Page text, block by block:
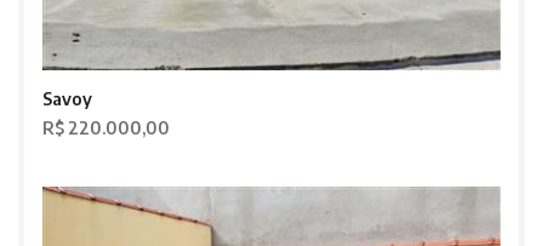
Savoy
R$ 220.000,00